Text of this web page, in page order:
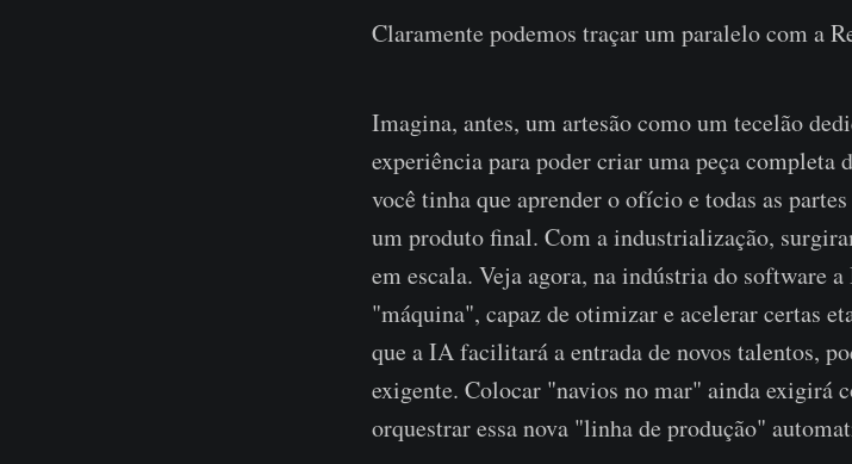
Claramente podemos traçar um paralelo com a
Imagina, antes, um artesão como um tecelão
experiência para poder criar uma peça completa
você tinha que aprender o ofício e todas as
um produto final. Com a industrialização,
em escala. Veja agora, na indústria do software
"máquina", capaz de otimizar e acelerar certas
que a IA facilitará a entrada de novos talentos,
exigente. Colocar "navios no mar" ainda exigirá
orquestrar essa nova "linha de produção"